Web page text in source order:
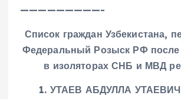
—————————-
Список граждан Узбекистана,
Федеральный Розыск РФ после
в изоляторах СНБ и МВД
1. УТАЕВ АБДУЛЛА УТАЕВИЧ